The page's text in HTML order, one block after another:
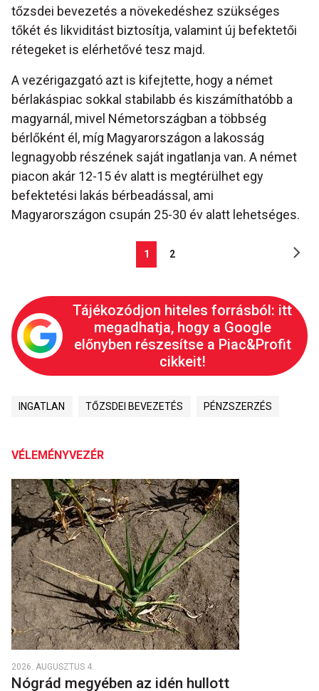
tőzsdei bevezetés a növekedéshez szükséges
tőkét és likviditást biztosítja, valamint új befektetői
rétegeket is elérhetővé tesz majd.
A vezérigazgató azt is kifejtette, hogy a német
bérlakáspiac sokkal stabilabb és kiszámíthatóbb a
magyarnál, mivel Németországban a többség
bérlőként él, míg Magyarországon a lakosság
legnagyobb részének saját ingatlanja van. A német
piacon akár 12-15 év alatt is megtérülhet egy
befektetési lakás bérbeadással, ami
Magyarországon csupán 25-30 év alatt lehetséges.
1 2
Tájékozódjon hiteles forrásból: itt
megadhatja, hogy a Google
előnyben részesítse a Piac&Profit
cikkeit!
INGATLAN TŐZSDEI BEVEZETÉS PÉNZSZERZÉS
VÉLEMÉNYVEZÉR
2026. AUGUSZTUS 4.
Nógrád megyében az idén hullott